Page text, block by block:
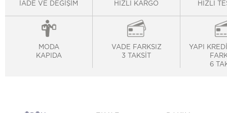
İADE VE DEĞİŞİM
HIZLI KARGO
HIZLI
MODA
KAPIDA
VADE FARKSIZ
3 TAKSİT
YAPI
6